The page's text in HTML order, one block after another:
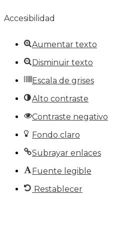
Accesibilidad
Aumentar texto
Disminuir texto
Escala de grises
Alto contraste
Contraste negativo
Fondo claro
Subrayar enlaces
Fuente legible
Restablecer